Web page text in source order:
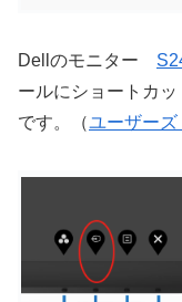
Dellのモニター
ールにショートカ
です。（ユーザーズ